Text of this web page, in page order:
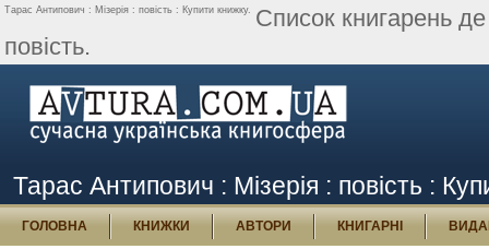
Тарас Антипович : Мізерія : повість : Купити книжку. Список книгарень
повість.
Тарас Антипович : Мізерія : повість :
ГОЛОВНА КНИЖКИ АВТОРИ КНИГАРНІ